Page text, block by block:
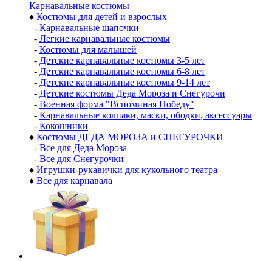
Карнавальные костюмы
♦ Костюмы для детей и взрослых
- Карнавальные шапочки
- Легкие карнавальные костюмы
- Костюмы для малышей
- Детские карнавальные костюмы 3-5 лет
- Детские карнавальные костюмы 6-8 лет
- Детские карнавальные костюмы 9-14 лет
- Детские костюмы Деда Мороза и Снегурочи
- Военная форма "Вспоминая Победу"
- Карнавальные колпаки, маски, ободки, аксессуары
- Кокошники
♦ Костюмы ДЕДА МОРОЗА и СНЕГУРОЧКИ
- Все для Деда Мороза
- Все для Снегурочки
♦ Игрушки-рукавички для кукольного театра
♦ Все для карнавала